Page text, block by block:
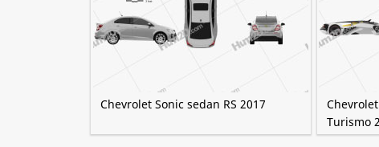
Chevrolet Sonic sedan RS 2017
Turismo